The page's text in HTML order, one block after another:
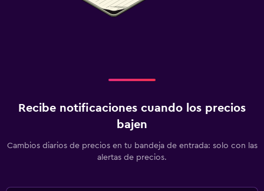
Recibe notificaciones cuando los precios
bajen
Cambios diarios de precios en tu bandeja de entrada: solo con las
alertas de precios.